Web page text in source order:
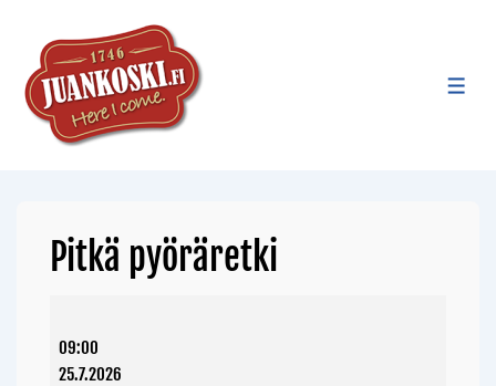
Pitkä pyöräretki
09:00
25.7.2026